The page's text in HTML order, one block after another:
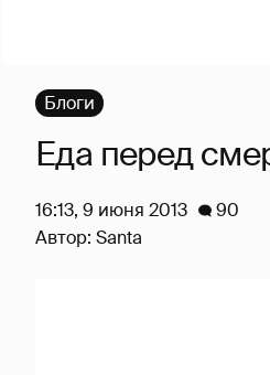
Блоги
Еда перед
16:13, 9 июня 2013
90
Автор: Santa